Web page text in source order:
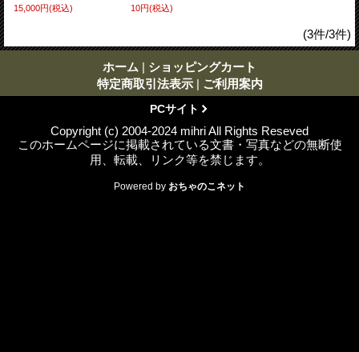
15,000円(税込)
10円(税込)
(3件/3件)
ホーム | ショッピングカート
特定商取引法表示 | ご利用案内
PCサイト
Copyright (c) 2004-2024 mihri All Rights Reseved
このホームページに掲載されている文書・写真などの無断使
用、転載、リンク等を禁じます。
Powered by おちゃのこネット